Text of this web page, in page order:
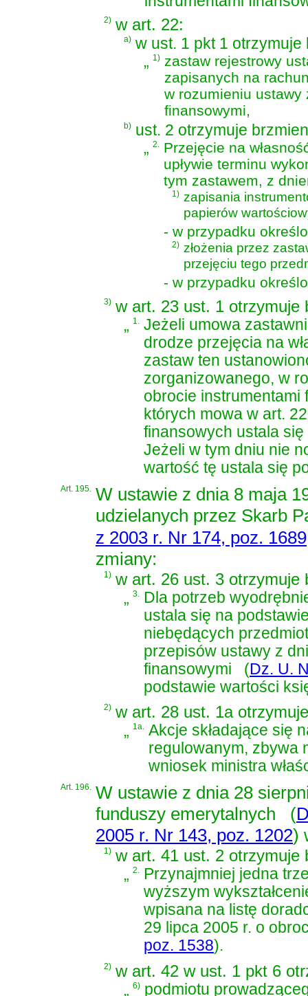
2) w art. 22:
a) w ust. 1 pkt 1 otrzymuje
„ 1) zastaw rejestrowy
zapisanych na
w rozumieniu ustawy
finansowymi,
b) ust. 2 otrzymuje
„2. Przejęcie na
upływie terminu
tym zastawem, z
1) zapisania
papierów
- w przypadku
2) złożenia przez
przejęciu tego
- w przypadku
3) w art. 23 ust. 1 otrzymuje
„ 1. Jeżeli umowa
drodze przejęcia na
zastaw ten
zorganizowanego, w
obrocie instrumentami
których mowa w art.
finansowych ustala
Jeżeli w tym dniu nie
wartość tę ustala się
Art. 195. W ustawie z dnia 8 maja
udzielanych przez Skarb
z 2003 r. Nr 174, poz. 1689
zmiany:
1) w art. 26 ust. 3 otrzymuje
„3.
Dla potrzeb
ustala się na
niebędących
przepisów ustawy z
finansowymi
(Dz. U.
podstawie wartości
2) w art. 28 ust. 1a
„ 1a. Akcje składające się
regulowanym, zbywa
wniosek ministra
Art. 196. W ustawie z dnia 28
funduszy emerytalnych
(
2005 r. Nr 143, poz. 1202)
1) w art. 41 ust. 2 otrzymuje
„2. Przynajmniej jedna
wyższym
wpisana na listę
29 lipca 2005 r. o
poz. 1538).
2) w art. 42 w ust. 1 pkt 6
„6) podmiotu